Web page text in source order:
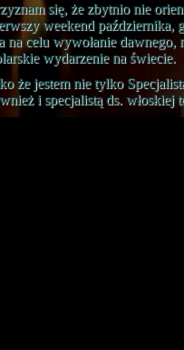
się, że zbytnio nie
weekend października,
na celu wywołanie dawnego,
wydarzenie na świecie.
że jestem nie tylko
i specjalistą ds. włoskiej